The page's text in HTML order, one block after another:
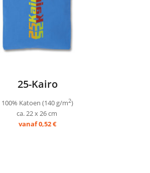
25-Kairo
100% Katoen (140 g/m2)
ca. 22 x 26 cm
vanaf 0,52 €